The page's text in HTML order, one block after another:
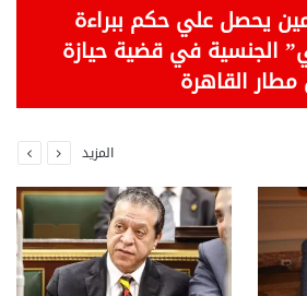
يحصل علي حكم ببراءة
الجنسية في قضية حيازة
القاهرة
المزيد